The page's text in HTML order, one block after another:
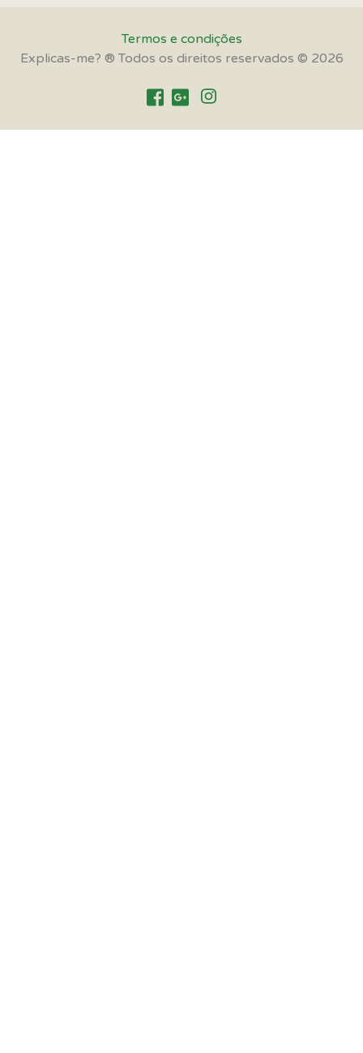
Termos e condições
Explicas-me? ® Todos os direitos reservados © 2026